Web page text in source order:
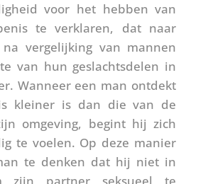
voor het hebben van
te verklaren, dat naar
vergelijking van mannen
van hun geslachtsdelen in
Wanneer een man ontdekt
kleiner is dan die van de
omgeving, begint hij zich
te voelen. Op deze manier
te denken dat hij niet in